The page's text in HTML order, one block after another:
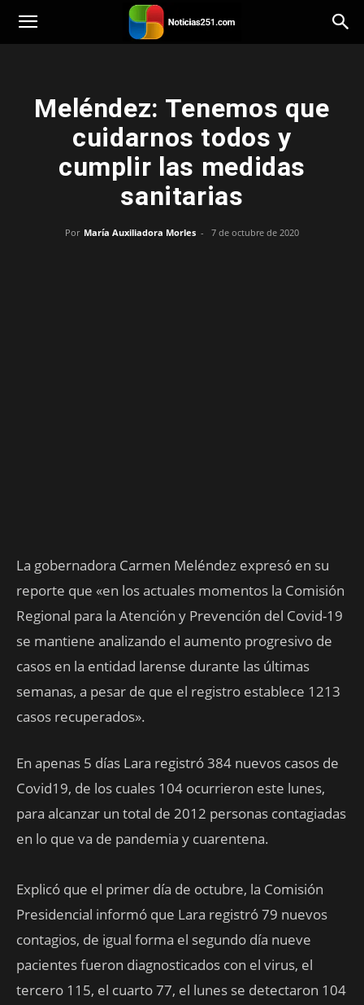
Noticias251
Meléndez: Tenemos que
cuidarnos todos y
cumplir las medidas
sanitarias
Por María Auxiliadora Morles - 7 de octubre de 2020
La gobernadora Carmen Meléndez expresó en su
reporte que «en los actuales momentos la Comisión
Regional para la Atención y Prevención del Covid-19
se mantiene analizando el aumento progresivo de
casos en la entidad larense durante las últimas
semanas, a pesar de que el registro establece 1213
casos recuperados».
En apenas 5 días Lara registró 384 nuevos casos de
Covid19, de los cuales 104 ocurrieron este lunes,
para alcanzar un total de 2012 personas contagiadas
en lo que va de pandemia y cuarentena.
Explicó que el primer día de octubre, la Comisión
Presidencial informó que Lara registró 79 nuevos
contagios, de igual forma el segundo día nueve
pacientes fueron diagnosticados con el virus, el
tercero 115, el cuarto 77, el lunes se detectaron 104